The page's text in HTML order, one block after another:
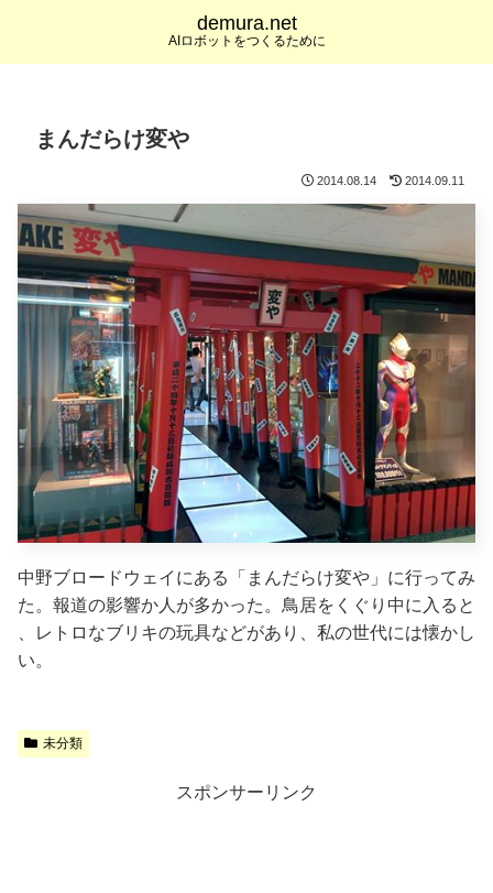
demura.net
AIロボットをつくるために
まんだらけ変や
2014.08.14 2014.09.11
中野ブロードウェイにある「まんだらけ変や」に行ってみ
た。報道の影響か人が多かった。鳥居をくぐり中に入ると
、レトロなブリキの玩具などがあり、私の世代には懐かし
い。
未分類
スポンサーリンク